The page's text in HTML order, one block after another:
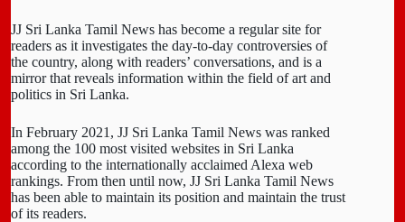
JJ Sri Lanka Tamil News has become a regular site for
readers as it investigates the day-to-day controversies of
the country, along with readers’ conversations, and is a
mirror that reveals information within the field of art and
politics in Sri Lanka.
In February 2021, JJ Sri Lanka Tamil News was ranked
among the 100 most visited websites in Sri Lanka
according to the internationally acclaimed Alexa web
rankings. From then until now, JJ Sri Lanka Tamil News
has been able to maintain its position and maintain the trust
of its readers.